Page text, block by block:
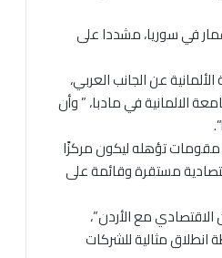
في سوريا، مشددا على
عن الجانب العربي،
الالمانية في مادبا، ” وأن
مقومات تؤهله ليكون مركزًا
اقتصادية مستقرة وقائمة على
الاقتصادي مع الأردن”،
انطلاق مثالية للشركات